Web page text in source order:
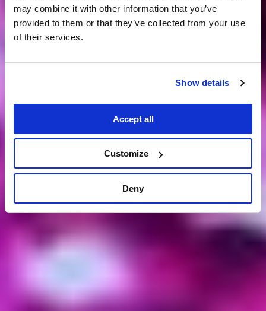
may combine it with other information that you’ve
provided to them or that they’ve collected from your use
of their services.
Show details
Accept all
Customize
Deny